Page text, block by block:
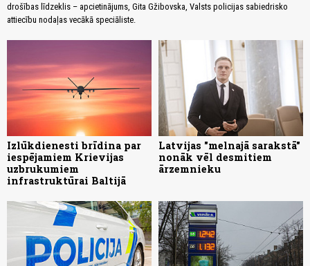
drošības līdzeklis – apcietinājums, Gita Gžibovska, Valsts policijas sabiedrisko
attiecību nodaļas vecākā speciāliste.
Izlūkdienesti brīdina par
iespējamiem Krievijas
uzbrukumiem
infrastruktūrai Baltijā
Latvijas "melnajā sarakstā"
nonāk vēl desmitiem
ārzemnieku